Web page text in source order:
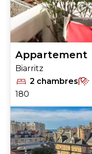
Appartement
Biarritz
2 chambres
180